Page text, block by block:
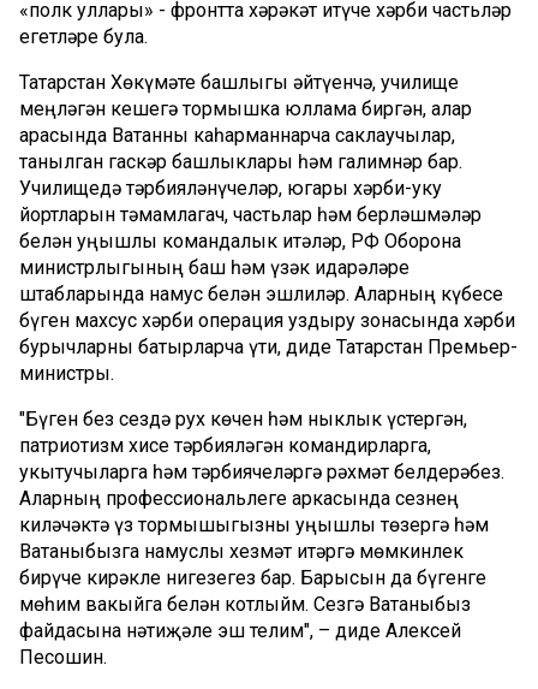
«полк уллары» - фронтта хәрәкәт итүче хәрби частьләр
егетләре була.
Татарстан Хөкүмәте башлыгы әйтүенчә, училище
меңләгән кешегә тормышка юллама биргән, алар
арасында Ватанны каһарманнарча саклаучылар,
танылган гаскәр башлыклары һәм галимнәр бар.
Училищедә тәрбияләнүчеләр, югары хәрби-уку
йортларын тәмамлагач, частьлар һәм берләшмәләр
белән уңышлы командалык итәләр, РФ Оборона
министрлыгының баш һәм үзәк идарәләре
штабларында намус белән эшлиләр. Аларның күбесе
бүген махсус хәрби операция уздыру зонасында хәрби
бурычларны батырларча үти, диде Татарстан Премьер-
министры.
"Бүген без сездә рух көчен һәм ныклык үстергән,
патриотизм хисе тәрбияләгән командирларга,
укытучыларга һәм тәрбиячеләргә рәхмәт белдерәбез.
Аларның профессиональлеге аркасында сезнең
киләчәктә үз тормышыгызны уңышлы төзергә һәм
Ватаныбызга намуслы хезмәт итәргә мөмкинлек
бирүче кирәкле нигезегез бар. Барысын да бүгенге
мөһим вакыйга белән котлыйм. Сезгә Ватаныбыз
файдасына нәтиҗәле эш телим", – диде Алексей
Песошин.